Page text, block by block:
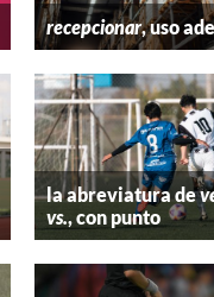
recepcionar, uso
la abreviatura de
vs., con punto